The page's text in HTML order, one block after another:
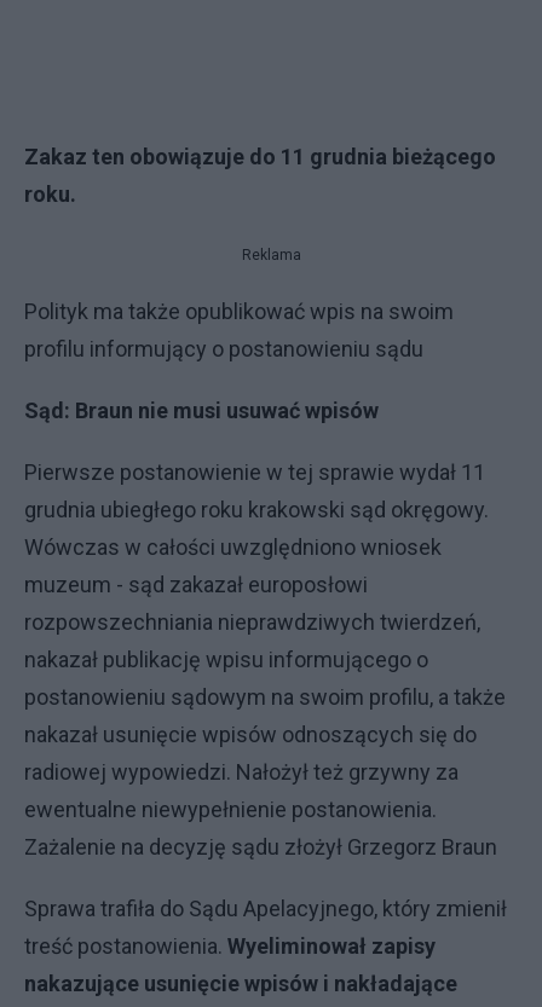
Zakaz ten obowiązuje do 11 grudnia bieżącego
roku.
Reklama
Polityk ma także opublikować wpis na swoim
profilu informujący o postanowieniu sądu
Sąd: Braun nie musi usuwać wpisów
Pierwsze postanowienie w tej sprawie wydał 11
grudnia ubiegłego roku krakowski sąd okręgowy.
Wówczas w całości uwzględniono wniosek
muzeum - sąd zakazał europosłowi
rozpowszechniania nieprawdziwych twierdzeń,
nakazał publikację wpisu informującego o
postanowieniu sądowym na swoim profilu, a także
nakazał usunięcie wpisów odnoszących się do
radiowej wypowiedzi. Nałożył też grzywny za
ewentualne niewypełnienie postanowienia.
Zażalenie na decyzję sądu złożył Grzegorz Braun
Sprawa trafiła do Sądu Apelacyjnego, który zmienił
treść postanowienia. Wyeliminował zapisy
nakazujące usunięcie wpisów i nakładające